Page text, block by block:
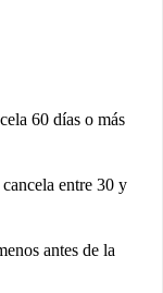
60 días o más
cancela entre 30 y
antes de la